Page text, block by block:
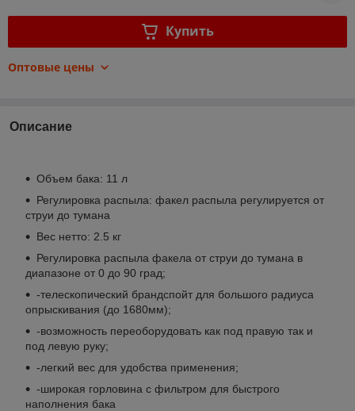
Купить
Оптовые цены
Описание
Объем бака: 11 л
Регулировка распыла: факел распыла регулируется от
струи до тумана
Вес нетто: 2.5 кг
Регулировка распыла факела от струи до тумана в
диапазоне от 0 до 90 град;
-телескопический брандспойт для большого радиуса
опрыскивания (до 1680мм);
-возможность переоборудовать как под правую так и
под левую руку;
-легкий вес для удобства применения;
-широкая горловина с фильтром для быстрого
наполнения бака